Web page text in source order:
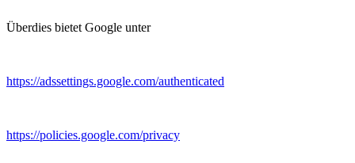
Überdies bietet Google unter
https://adssettings.google.com/authenticated
https://policies.google.com/privacy